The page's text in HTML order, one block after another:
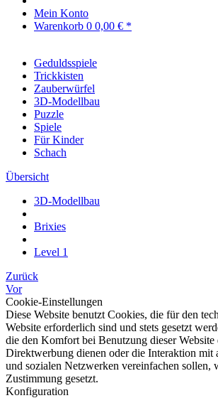
Mein Konto
Warenkorb 0 0,00 € *
Geduldsspiele
Trickkisten
Zauberwürfel
3D-Modellbau
Puzzle
Spiele
Für Kinder
Schach
Übersicht
3D-Modellbau
Brixies
Level 1
Zurück
Vor
Cookie-Einstellungen
Diese Website benutzt Cookies, die für den
Website erforderlich sind und stets gesetzt
die den Komfort bei Benutzung dieser Website
Direktwerbung dienen oder die Interaktion mit
und sozialen Netzwerken vereinfachen sollen,
Zustimmung gesetzt.
Konfiguration